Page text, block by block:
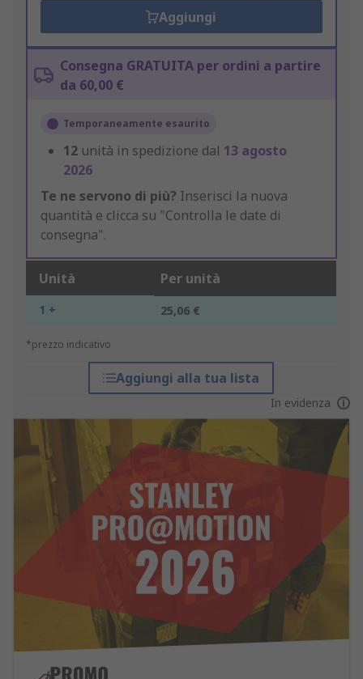
Aggiungi
Consegna GRATUITA per ordini a partire
da 60,00 €
Temporaneamente esaurito
12 unità in spedizione dal 13 agosto
2026
Te ne servono di più? Inserisci la nuova
quantità e clicca su "Controlla le date di
consegna".
Unità Per unità
1 + 25,06 €
*prezzo indicativo
Aggiungi alla tua lista
In evidenza